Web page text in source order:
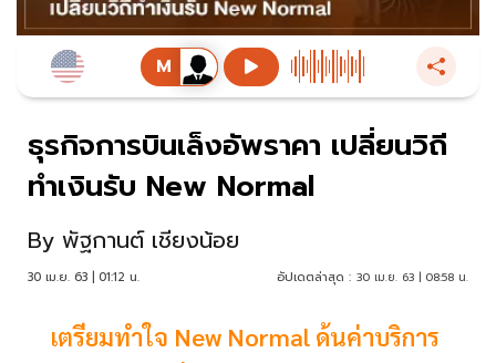
ธุรกิจการบินเล็งอัพราคา เปลี่ยนวิถี
ทำเงินรับ New Normal
By พัฐกานต์ เชียงน้อย
30 เม.ย. 63 | 01:12 น. อัปเดตล่าสุด : 30 เม.ย. 63 | 08:58 น.
เตรียมทำใจ New Normal ด้นค่าบริการ